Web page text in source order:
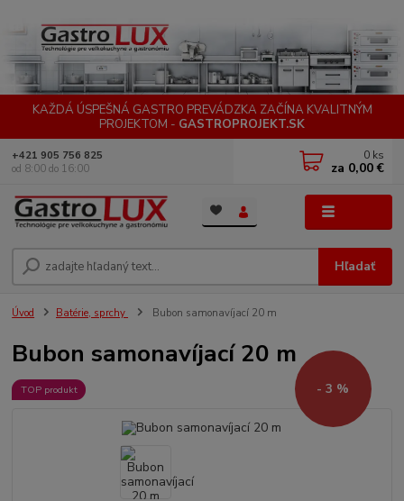
KAŽDÁ ÚSPEŠNÁ GASTRO PREVÁDZKA ZAČÍNA KVALITNÝM
PROJEKTOM - GASTROPROJEKT.SK
Hľadať
+421 905 756 825
od 8:00 do 16:00
0 ks
za 0,00 €
Úvod Batérie, sprchy Bubon samonavíjací 20 m
Bubon samonavíjací 20 m
TOP produkt - 3 %